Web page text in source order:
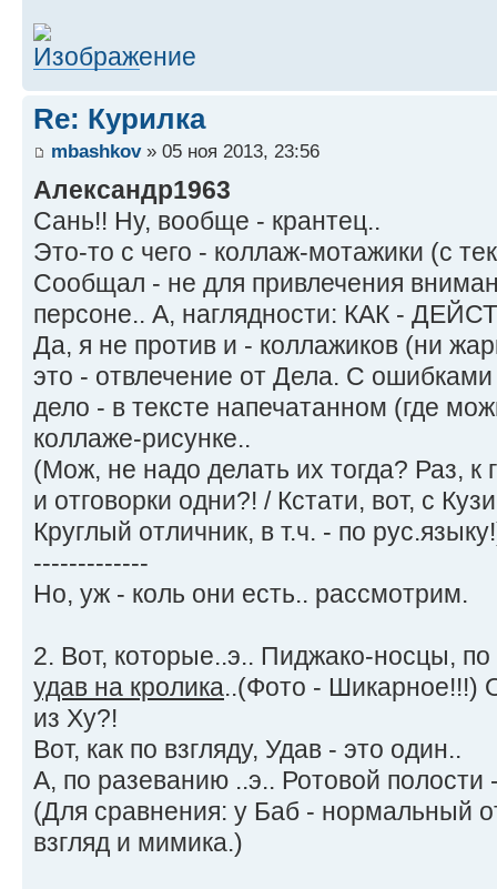
Re: Курилка
mbashkov» 05 ноя 2013, 23:56
Александр1963
Сань!! Ну, вообще - крантец..
Это-то с чего - коллаж-мотажики (с
Сообщал - не для привлечения
персоне.. А, наглядности: КАК -
Да, я не против и - коллажиков (ни
это - отвлечение от Дела. С
дело - в тексте напечатанном (где
коллаже-рисунке..
(Мож, не надо делать их тогда? Раз, к
и отговорки одни?! / Кстати, вот, с
Круглый отличник, в т.ч. - по
-------------
Но, уж - коль они есть.. рассмотрим.
2. Вот, которые..э.. Пиджако-носцы,
удав на кролика..(Фото - Шикарное!!!)
из Ху?!
Вот, как по взгляду, Удав - это один..
А, по разеванию ..э.. Ротовой полости
(Для сравнения: у Баб - нормальный
взгляд и мимика.)